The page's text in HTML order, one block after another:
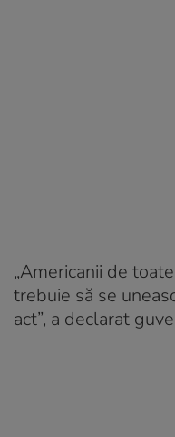
„Americanii de
trebuie să se
act”, a declarat